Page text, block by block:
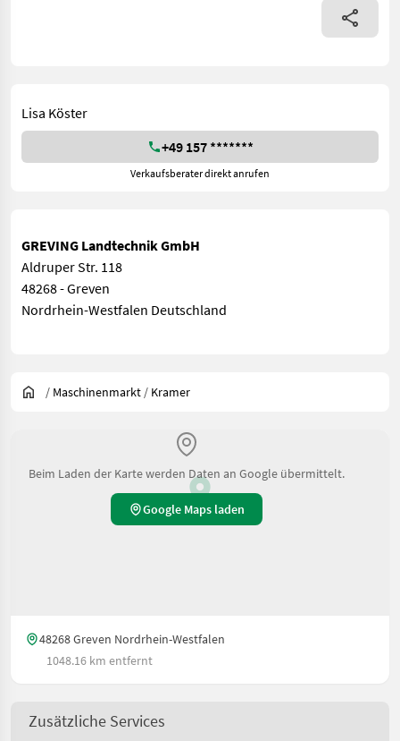
Lisa Köster
+49 157 *******
Verkaufsberater direkt anrufen
GREVING Landtechnik GmbH
Aldruper Str. 118
48268 - Greven
Nordrhein-Westfalen Deutschland
/ Maschinenmarkt / Kramer
Beim Laden der Karte werden Daten an Google übermittelt.
Google Maps laden
48268 Greven Nordrhein-Westfalen
1048.16 km entfernt
Zusätzliche Services